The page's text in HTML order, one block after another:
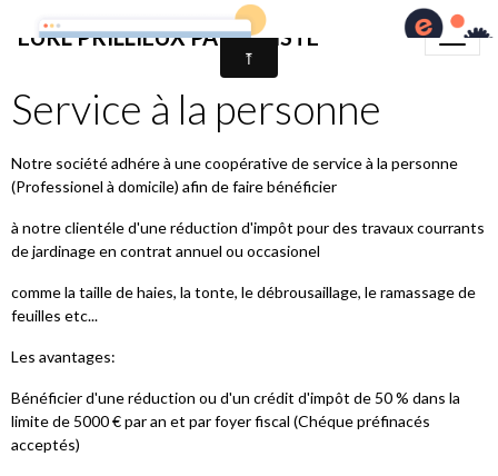
EURL PRILLIEUX PAYSAGISTE
Service à la personne
Notre société adhére à une coopérative de service à la personne
(Professionel à domicile) afin de faire bénéficier
à notre clientéle d'une réduction d'impôt pour des travaux courrants
de jardinage en contrat annuel ou occasionel
comme la taille de haies, la tonte, le débrousaillage, le ramassage de
feuilles etc...
Les avantages:
Bénéficier d'une réduction ou d'un crédit d'impôt de 50 % dans la
limite de 5000 € par an et par foyer fiscal (Chéque préfinacés
acceptés)